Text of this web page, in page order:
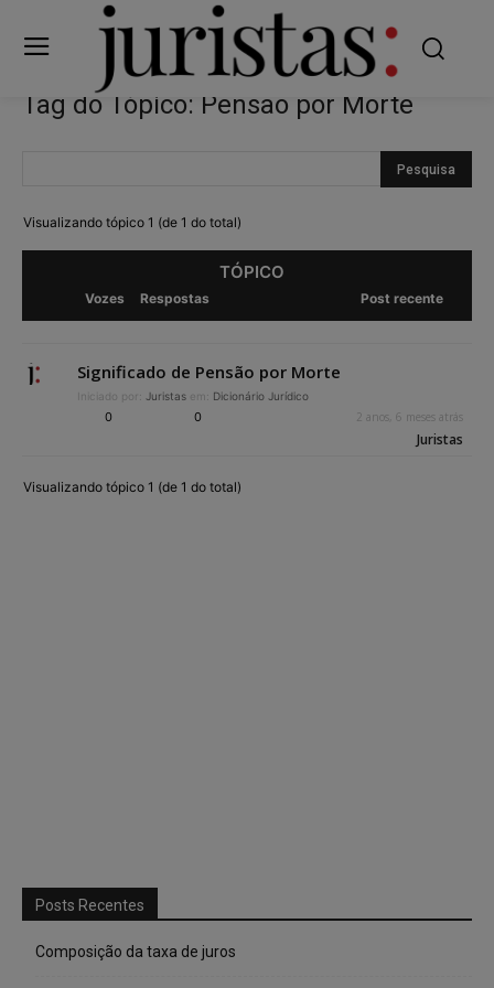
Tag do Tópico: Pensão por Morte
Visualizando tópico 1 (de 1 do total)
TÓPICO
Vozes Respostas Post recente
Significado de Pensão por Morte
Iniciado por: Juristas em: Dicionário Jurídico
0 0 2 anos, 6 meses atrás
Juristas
Visualizando tópico 1 (de 1 do total)
Posts Recentes
Composição da taxa de juros